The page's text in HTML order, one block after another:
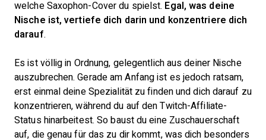
welche Saxophon-Cover du spielst. Egal, was deine
Nische ist, vertiefe dich darin und konzentriere dich
darauf.
Es ist völlig in Ordnung, gelegentlich aus deiner Nische
auszubrechen. Gerade am Anfang ist es jedoch ratsam,
erst einmal deine Spezialität zu finden und dich darauf zu
konzentrieren, während du auf den Twitch-Affiliate-
Status hinarbeitest. So baust du eine Zuschauerschaft
auf, die genau für das zu dir kommt, was dich besonders